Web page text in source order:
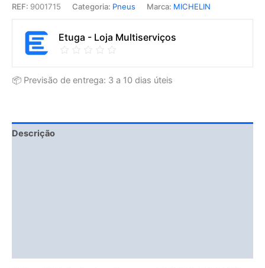
REF: 9001715 Categoria: Pneus Marca: MICHELIN
Etuga - Loja Multiserviços
📦 Previsão de entrega: 3 a 10 dias úteis
Descrição